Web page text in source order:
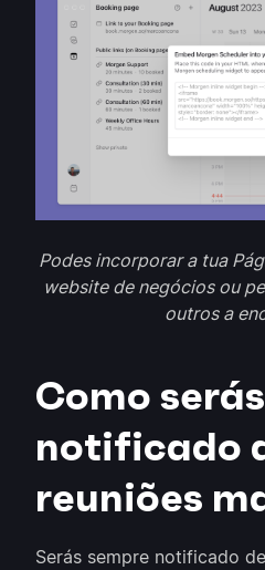
Podes incorporar a tua
website de negócios ou
outros a
Como serás
notificado
reuniões
Serás sempre notificado